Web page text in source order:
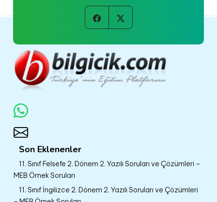
Son Eklenenler
11. Sınıf Felsefe 2. Dönem 2. Yazılı Soruları ve Çözümleri –
MEB Örnek Soruları
11. Sınıf İngilizce 2. Dönem 2. Yazılı Soruları ve Çözümleri